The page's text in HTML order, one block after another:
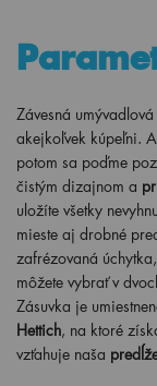
Závesná
akejkoľvek kúpeľni.
potom sa poďme
čistým dizajnom a
uložíte všetky
mieste aj drobné
zafrézovaná
môžete vybrať v
Zásuvka je
Hettich, na ktoré
vzťahuje naša